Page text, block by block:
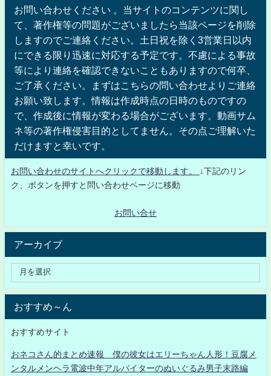
お問い合わせください 。当サイトのコンテンツに関し
て、著作権等の問題がございましたら当該ページを削除
しますのでご連絡ください。土日祝を除く3営業日以内
にできる限り迅速に対応する予定です。不慮による事故
等により連絡を確認できないこともありますので何卒、
ご了承ください。まずはこちらの問い合わせよりご連絡
お願い致します。情報は作成時点の日時のものですの
で、作成後に情報が変わる場合がございます。動画サム
ネ等の著作権侵害目的としてません。その点ご理解いた
だけますと幸いです。
お問い合わせのサイトへクリックで移動します。
↓下記のリン
ク、ボタンを押すと問い合わせページに移動
お問い合せ
アーカイブ
おすすめ～ん
おすすめサイト
おネコさん的まとめ速報 僕の彼女はエリーちゃん人形！豆腐メ
ンタルメンヘラ電波中年アルバイターのぬいぐるみ男子末路編